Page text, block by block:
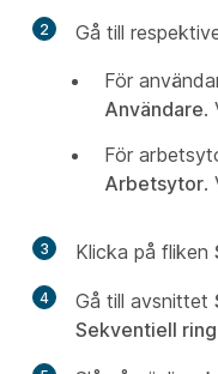
2
Gå till
För
Användare.
För
Arbetsytor.
3 Klicka på fliken
4 Gå till avsnittet
Sekventiell